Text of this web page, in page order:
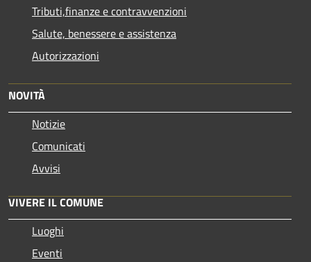
Tributi,finanze e contravvenzioni
Salute, benessere e assistenza
Autorizzazioni
NOVITÀ
Notizie
Comunicati
Avvisi
VIVERE IL COMUNE
Luoghi
Eventi